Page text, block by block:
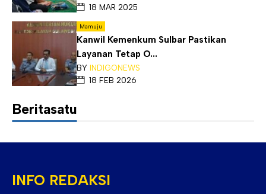
18 MAR 2025
Mamuju
Kanwil Kemenkum Sulbar Pastikan
Layanan Tetap O...
BY INDIGONEWS
18 FEB 2026
Beritasatu
INFO REDAKSI